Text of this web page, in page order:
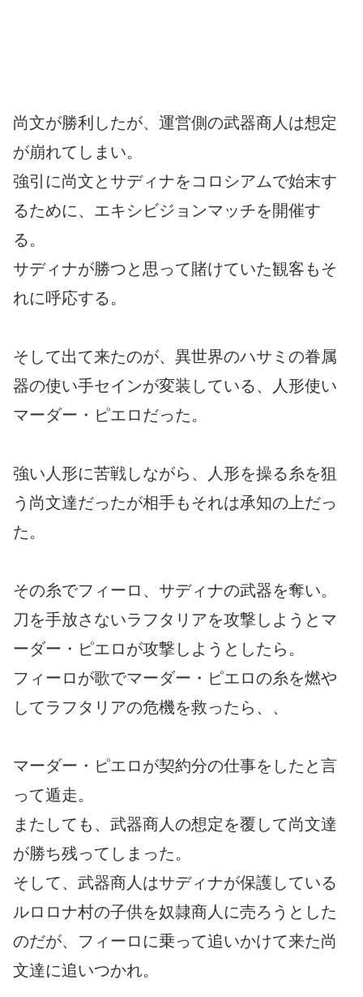
尚文が勝利したが、運営側の武器商人は想定
が崩れてしまい。
強引に尚文とサディナをコロシアムで始末す
るために、エキシビジョンマッチを開催す
る。
サディナが勝つと思って賭けていた観客もそ
れに呼応する。
そして出て来たのが、異世界のハサミの眷属
器の使い手セインが変装している、人形使い
マーダー・ピエロだった。
強い人形に苦戦しながら、人形を操る糸を狙
う尚文達だったが相手もそれは承知の上だっ
た。
その糸でフィーロ、サディナの武器を奪い。
刀を手放さないラフタリアを攻撃しようとマ
ーダー・ピエロが攻撃しようとしたら。
フィーロが歌でマーダー・ピエロの糸を燃や
してラフタリアの危機を救ったら、、
マーダー・ピエロが契約分の仕事をしたと言
って遁走。
またしても、武器商人の想定を覆して尚文達
が勝ち残ってしまった。
そして、武器商人はサディナが保護している
ルロロナ村の子供を奴隷商人に売ろうとした
のだが、フィーロに乗って追いかけて来た尚
文達に追いつかれ。